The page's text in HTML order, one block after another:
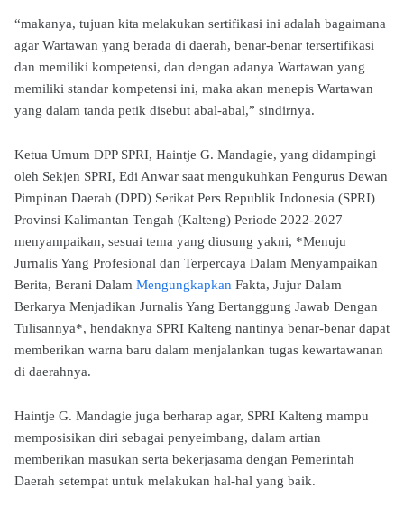
“makanya, tujuan kita melakukan sertifikasi ini adalah bagaimana
agar Wartawan yang berada di daerah, benar-benar tersertifikasi
dan memiliki kompetensi, dan dengan adanya Wartawan yang
memiliki standar kompetensi ini, maka akan menepis Wartawan
yang dalam tanda petik disebut abal-abal,” sindirnya.
Ketua Umum DPP SPRI, Haintje G. Mandagie, yang didampingi
oleh Sekjen SPRI, Edi Anwar saat mengukuhkan Pengurus Dewan
Pimpinan Daerah (DPD) Serikat Pers Republik Indonesia (SPRI)
Provinsi Kalimantan Tengah (Kalteng) Periode 2022-2027
menyampaikan, sesuai tema yang diusung yakni, *Menuju
Jurnalis Yang Profesional dan Terpercaya Dalam Menyampaikan
Berita, Berani Dalam Mengungkapkan Fakta, Jujur Dalam
Berkarya Menjadikan Jurnalis Yang Bertanggung Jawab Dengan
Tulisannya*, hendaknya SPRI Kalteng nantinya benar-benar dapat
memberikan warna baru dalam menjalankan tugas kewartawanan
di daerahnya.
Haintje G. Mandagie juga berharap agar, SPRI Kalteng mampu
memposisikan diri sebagai penyeimbang, dalam artian
memberikan masukan serta bekerjasama dengan Pemerintah
Daerah setempat untuk melakukan hal-hal yang baik.